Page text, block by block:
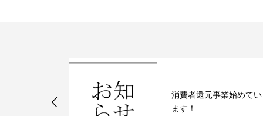
夏の焼酎に古澤酒造
登場！！